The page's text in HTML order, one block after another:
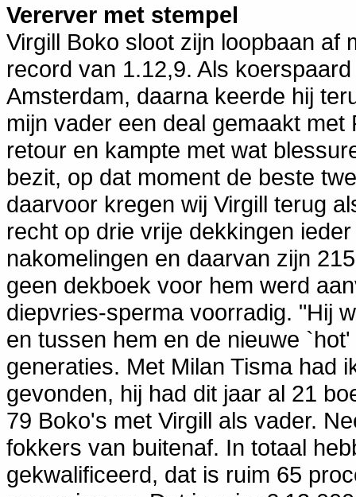
Vererver met stempel
Virgill Boko sloot zijn loopbaan af
record van 1.12,9. Als
Amsterdam, daarna keerde hij
mijn vader een deal gemaakt
retour en kampte met wat
bezit, op dat moment de beste
daarvoor kregen wij Virgill terug
recht op drie vrije dekkingen
nakomelingen en daarvan zijn
geen dekboek voor hem werd
diepvries-sperma voorradig. "Hij
en tussen hem en de nieuwe
generaties. Met Milan Tisma had
gevonden, hij had dit jaar al 21
79 Boko's met Virgill als vader.
fokkers van buitenaf. In totaal
gekwalificeerd, dat is ruim 65